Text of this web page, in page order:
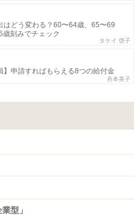
はどう変わる？60〜64歳、65〜69
刻みでチェック
タケイ 啓子
】申請すればもらえる8つの給付金
舟本美子
型」